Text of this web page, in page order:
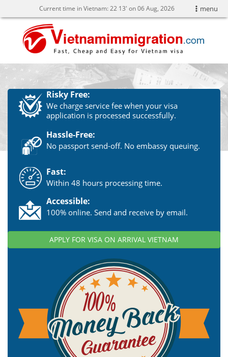
menu
Current time in Vietnam:22 13' on 06 Aug, 2026
Risky Free:
We charge service fee when your visa
application is processed successfully.
Hassle-Free:
No passport send-off. No embassy queuing.
Fast:
Within 48 hours processing time.
Accessible:
100% online. Send and receive by email.
APPLY FOR VISA ON ARRIVAL VIETNAM